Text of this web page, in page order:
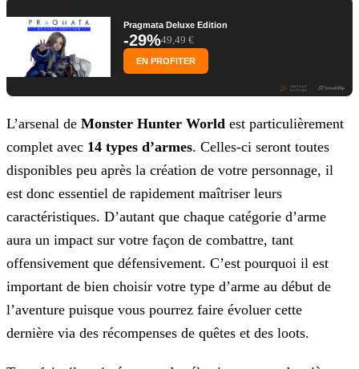
Pragmata Deluxe Edition
-29%49,49 €
EN PROFITER
L’arsenal de Monster Hunter World est particulièrement
complet avec 14 types d’armes. Celles-ci seront toutes
disponibles peu après la création de votre personnage, il
est donc essentiel de rapidement maîtriser leurs
caractéristiques. D’autant que chaque catégorie d’arme
aura un impact sur votre façon de combattre, tant
offensivement que défensivement. C’est pourquoi il est
important de bien choisir votre type d’arme au début de
l’aventure puisque vous pourrez faire évoluer cette
dernière via des récompenses de quêtes et des loots.